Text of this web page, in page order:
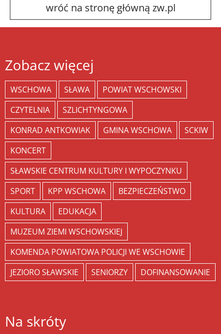
wróć na stronę główną zw.pl
Zobacz więcej
WSCHOWA SŁAWA
POWIAT WSCHOWSKI
CZYTELNIA
SZLICHTYNGOWA
KONRAD ANTKOWIAK
GMINA WSCHOWA
SCKIW
KONCERT
SŁAWSKIE CENTRUM KULTURY I WYPOCZYNKU
SPORT
KPP WSCHOWA
BEZPIECZEŃSTWO
KULTURA
EDUKACJA
MUZEUM ZIEMI WSCHOWSKIEJ
KOMENDA POWIATOWA POLICJI WE WSCHOWIE
JEZIORO SŁAWSKIE
SENIORZY DOFINANSOWANIE
Na skróty